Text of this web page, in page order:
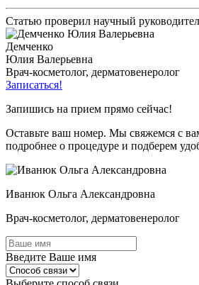
Статью проверил научный
Демченко
Юлия Валерьевна
Врач-косметолог, дерматовенеролог
Записаться!
Запишись на прием прямо сейчас!
Оставьте ваш номер. Мы свяжемся с
подробнее о процедуре и подберем
Иванюк Ольга Александровна
Врач-косметолог, дерматовенеролог
Введите Ваше имя